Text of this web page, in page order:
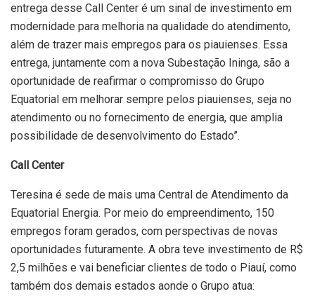
entrega desse Call Center é um sinal de investimento em
modernidade para melhoria na qualidade do atendimento,
além de trazer mais empregos para os piauienses. Essa
entrega, juntamente com a nova Subestação Ininga, são a
oportunidade de reafirmar o compromisso do Grupo
Equatorial em melhorar sempre pelos piauienses, seja no
atendimento ou no fornecimento de energia, que amplia
possibilidade de desenvolvimento do Estado”.
Call Center
Teresina é sede de mais uma Central de Atendimento da
Equatorial Energia. Por meio do empreendimento, 150
empregos foram gerados, com perspectivas de novas
oportunidades futuramente. A obra teve investimento de R$
2,5 milhões e vai beneficiar clientes de todo o Piauí, como
também dos demais estados aonde o Grupo atua: